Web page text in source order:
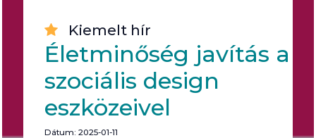
Kiemelt hír
Életminőség javítás a
szociális design
eszközeivel
Dátum: 2025-01-11